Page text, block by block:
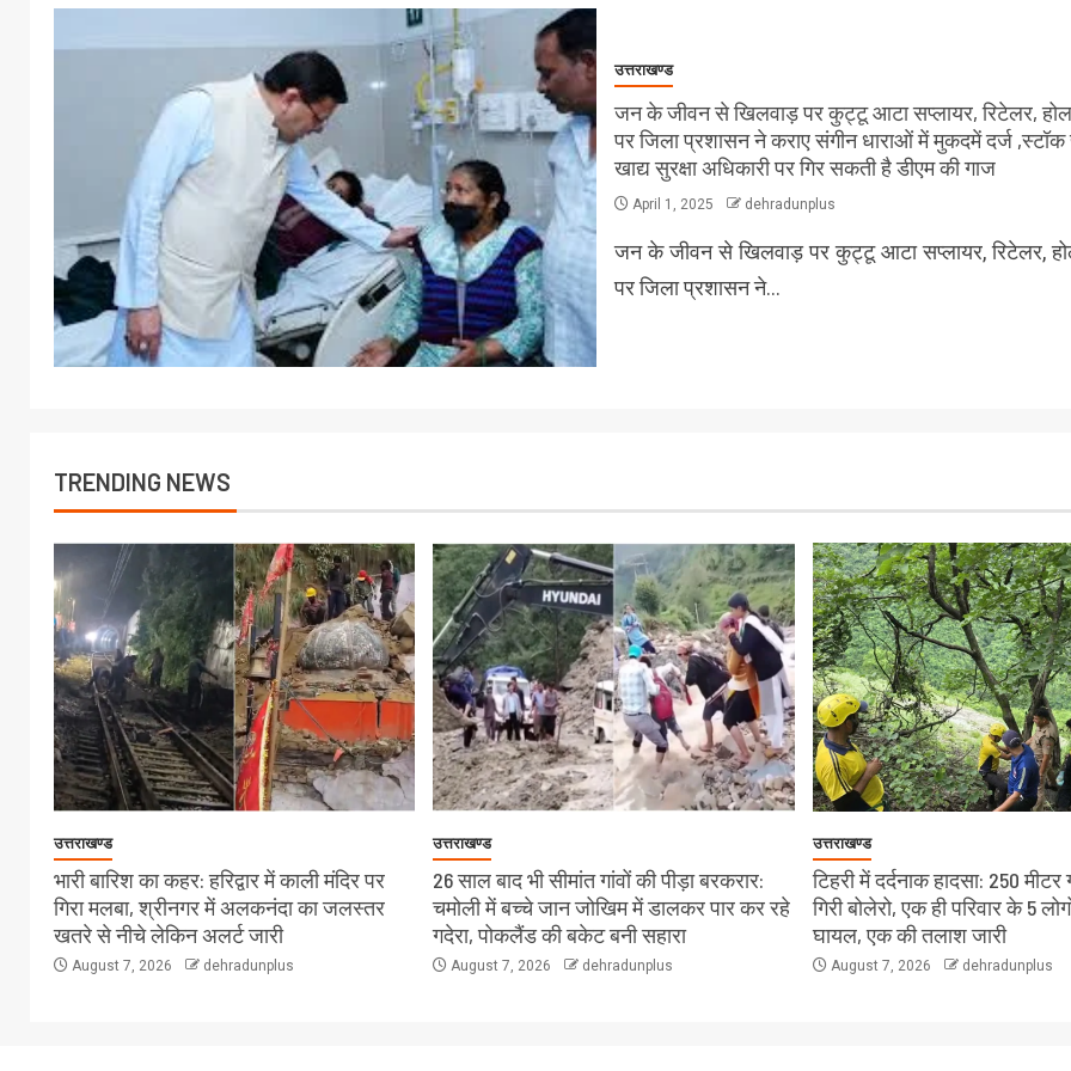
उत्तराखण्ड
जन के जीवन से खिलवाड़ पर कुट्टू आटा सप्लायर, रिटेलर,
पर जिला प्रशासन ने कराए संगीन धाराओं में मुकदमें दर्ज
खाद्य सुरक्षा अधिकारी पर गिर सकती है डीएम की गाज
April 1, 2025 dehradunplus
जन के जीवन से खिलवाड़ पर कुट्टू आटा सप्लायर, रिटेलर,
पर जिला प्रशासन ने…
TRENDING NEWS
उत्तराखण्ड
भारी बारिश का कहर: हरिद्वार में काली मंदिर पर
गिरा मलबा, श्रीनगर में अलकनंदा का जलस्तर
खतरे से नीचे लेकिन अलर्ट जारी
August 7, 2026 dehradunplus
उत्तराखण्ड
26 साल बाद भी सीमांत गांवों की पीड़ा बरकरार:
चमोली में बच्चे जान जोखिम में डालकर पार कर रहे
गदेरा, पोकलैंड की बकेट बनी सहारा
August 7, 2026 dehradunplus
उत्तराखण्ड
टिहरी में दर्दनाक हादसा: 250 मीटर
गिरी बोलेरो, एक ही परिवार के 5
घायल, एक की तलाश जारी
August 7, 2026 dehradunplus